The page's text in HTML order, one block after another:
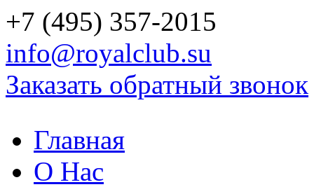
+7 (495) 357-2015
info@royalclub.su
Заказать обратный звонок
Главная
О Нас